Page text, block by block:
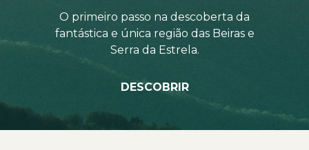
O primeiro passo na descoberta da
fantástica e única região das Beiras e
Serra da Estrela.
DESCOBRIR